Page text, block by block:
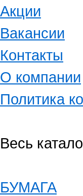
Акции
Вакансии
Контакты
О компании
Политика
Весь
БУМАГА